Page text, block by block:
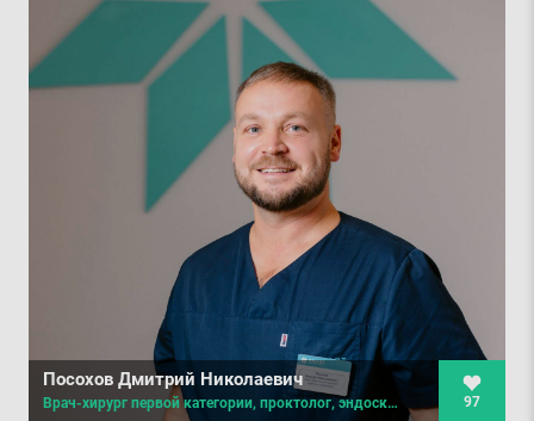
97
Посохов Дмитрий Николаевич
Врач-хирург первой категории, проктолог, эндоскопист, пластический хирург